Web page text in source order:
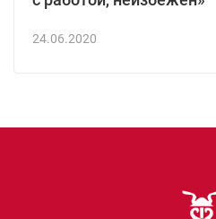
24.06.2020